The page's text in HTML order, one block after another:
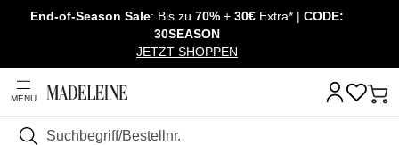
Navigation überspringen, direkt zum Inhalt
End-of-Season Sale: Bis zu 70% + 30€ Extra* | CODE:
30SEASON
JETZT SHOPPEN
MENU
Suchen